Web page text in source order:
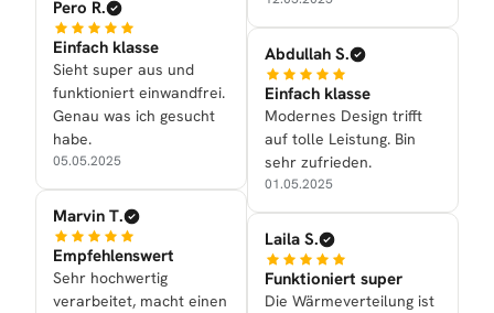
Pero R.
Einfach klasse
Sieht super aus und
funktioniert einwandfrei.
Genau was ich gesucht
habe.
05.05.2025
Marvin T.
Empfehlenswert
Sehr hochwertig
verarbeitet, macht einen
Abdullah S.
Einfach klasse
Modernes Design trifft
auf tolle Leistung. Bin
sehr zufrieden.
01.05.2025
Laila S.
Funktioniert super
Die Wärmeverteilung ist